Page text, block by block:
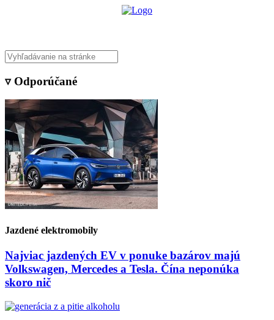
▿ Odporúčané
Jazdené elektromobily
Najviac jazdených EV v ponuke bazárov majú
Volkswagen, Mercedes a Tesla. Čína neponúka
skoro nič